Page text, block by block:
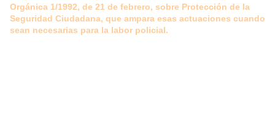
Orgánica 1/1992, de 21 de febrero, sobre Protección de la
Seguridad Ciudadana, que ampara esas actuaciones cuando
sean necesarias para la labor policial.